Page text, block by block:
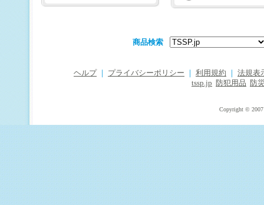
商品検索
ヘルプ プライバシーポリシー 利用規約
法規表
tssp.jp
防犯用品 防
Copyright © 2007